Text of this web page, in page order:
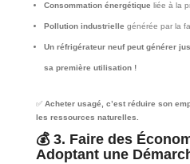
Consommation énergétique liée à la
Pollution industrielle générée par la
Un réfrigérateur neuf peut générer
sa première utilisation !
✅ Acheter usagé, c’est réduire son
les ressources naturelles.
💰 3. Faire des
Adoptant une